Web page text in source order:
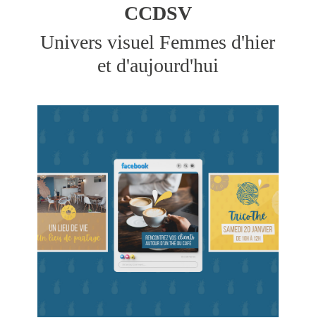
CCDSV
Univers visuel Femmes d'hier
et d'aujourd'hui